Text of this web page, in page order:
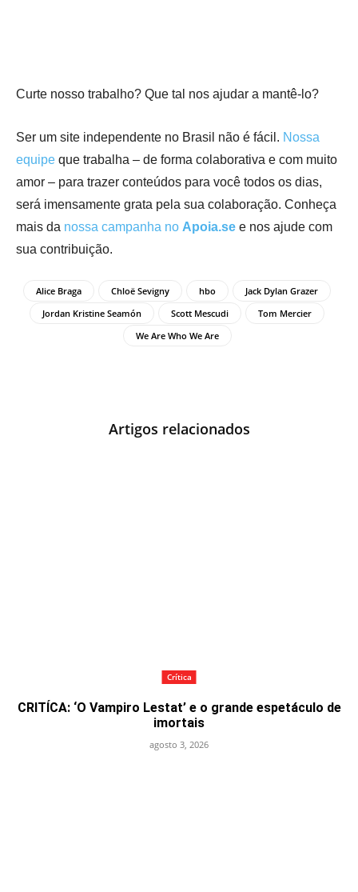
Curte nosso trabalho? Que tal nos ajudar a mantê-lo?
Ser um site independente no Brasil não é fácil. Nossa
equipe que trabalha – de forma colaborativa e com muito
amor – para trazer conteúdos para você todos os dias,
será imensamente grata pela sua colaboração. Conheça
mais da nossa campanha no Apoia.se e nos ajude com
sua contribuição.
Alice Braga Chloë Sevigny hbo
Jack Dylan Grazer
Jordan Kristine Seamón
Scott Mescudi
Tom Mercier
We Are Who We Are
Artigos relacionados
Crítica
CRITÍCA: ‘O Vampiro Lestat’ e o grande espetáculo de
imortais
agosto 3, 2026